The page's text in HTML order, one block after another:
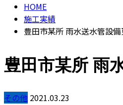
HOME
施工実績
豊田市某所 雨水送水管設
豊田市某所 雨
その他 2021.03.23